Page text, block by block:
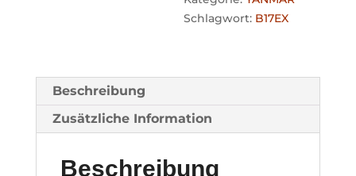
Schlagwort: B17EX
Beschreibung
Zusätzliche Information
Beschreibung